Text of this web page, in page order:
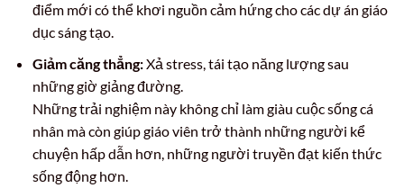
điểm mới có thể khơi nguồn cảm hứng cho các dự án giáo
dục sáng tạo.
Giảm căng thẳng:Xả stress, tái tạo năng lượng sau
những giờ giảng đường.
Những trải nghiệm này không chỉ làm giàu cuộc sống cá
nhân mà còn giúp giáo viên trở thành những người kể
chuyện hấp dẫn hơn, những người truyền đạt kiến thức
sống động hơn.